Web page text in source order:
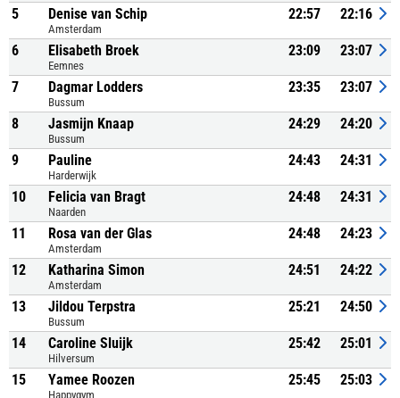
5 Denise van Schip
Amsterdam
22:57 22:16
6 Elisabeth Broek
Eemnes
23:09 23:07
7 Dagmar Lodders
Bussum
23:35 23:07
8 Jasmijn Knaap
Bussum
24:29 24:20
9 Pauline
Harderwijk
24:43 24:31
10 Felicia van Bragt
Naarden
24:48 24:31
11 Rosa van der Glas
Amsterdam
24:48 24:23
12 Katharina Simon
Amsterdam
24:51 24:22
13 Jildou Terpstra
Bussum
25:21 24:50
14 Caroline Sluijk
Hilversum
25:42 25:01
15 Yamee Roozen
Happygym
25:45 25:03